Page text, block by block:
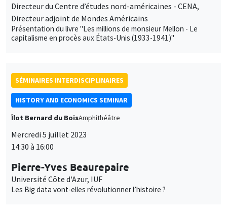
Directeur du Centre d’études nord-américaines - CENA,
Directeur adjoint de Mondes Américains
Présentation du livre "Les millions de monsieur Mellon - Le
capitalisme en procès aux États-Unis (1933-1941)"
SÉMINAIRES INTERDISCIPLINAIRES
HISTORY AND ECONOMICS SEMINAR
Îlot Bernard du BoisAmphithéâtre
Mercredi 5 juillet 2023
14:30 à 16:00
Pierre-Yves Beaurepaire
Université Côte d'Azur, IUF
Les Big data vont-elles révolutionner l’histoire ?